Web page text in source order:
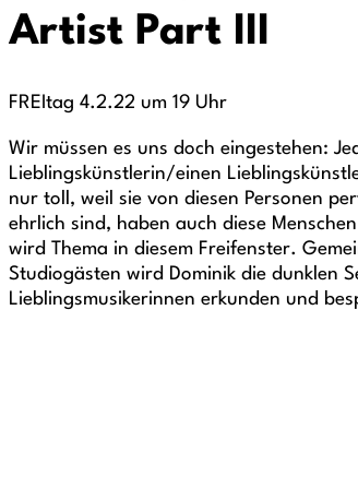
Artist Part III
FREItag 4.2.22 um 19 Uhr
Wir müssen es uns doch eingestehen:
Lieblingskünstlerin/einen
nur toll, weil sie von diesen Personen
ehrlich sind, haben auch diese
wird Thema in diesem Freifenster.
Studiogästen wird Dominik die dunklen
Lieblingsmusikerinnen erkunden und